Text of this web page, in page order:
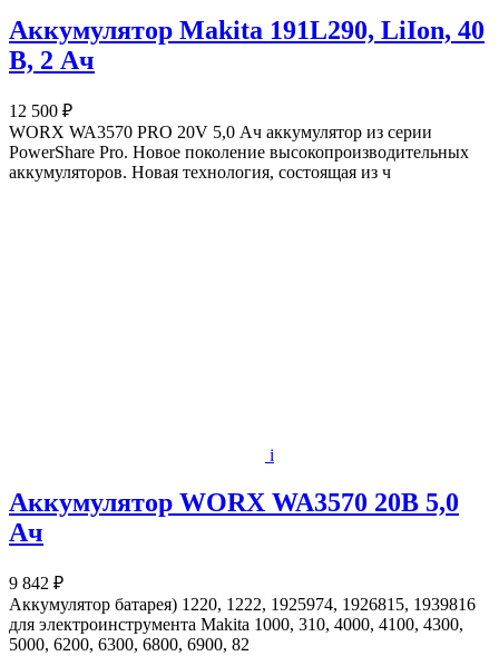
Аккумулятор Makita 191L290, LiIon, 40
В, 2 Ач
12 500 ₽
WORX WA3570 PRO 20V 5,0 Ач аккумулятор из серии
PowerShare Pro. Новое поколение высокопроизводительных
аккумуляторов. Новая технология, состоящая из ч
i
Аккумулятор WORX WA3570 20В 5,0
Ач
9 842 ₽
Аккумулятор батарея) 1220, 1222, 1925974, 1926815, 1939816
для электроинструмента Makita 1000, 310, 4000, 4100, 4300,
5000, 6200, 6300, 6800, 6900, 82